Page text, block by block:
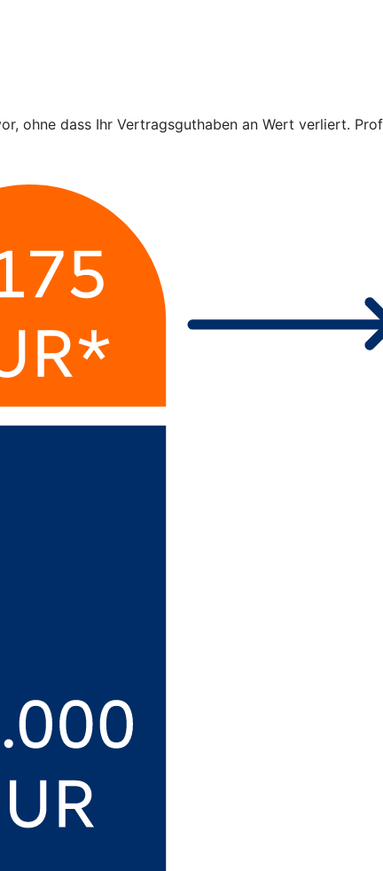
ohne dass Ihr Vertragsguthaben an Wert verliert.